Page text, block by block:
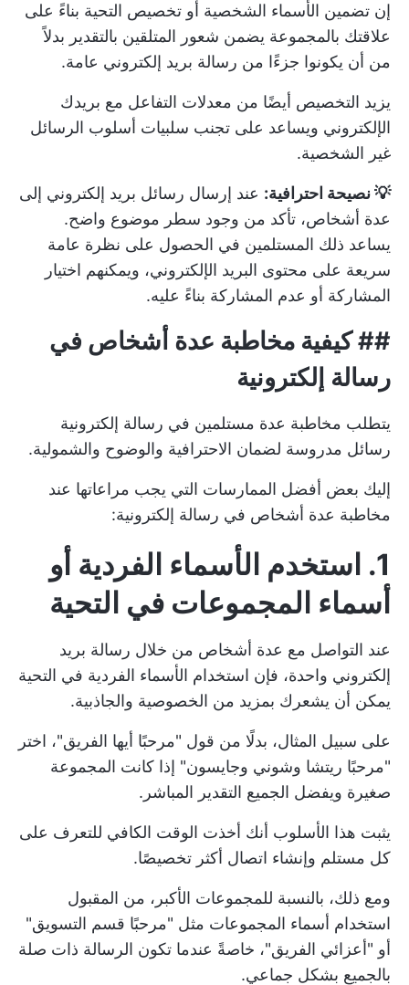
إن تضمين الأسماء الشخصية أو تخصيص التحية بناءً على
علاقتك بالمجموعة يضمن شعور المتلقين بالتقدير بدلاً
من أن يكونوا جزءًا من رسالة بريد إلكتروني عامة.
يزيد التخصيص أيضًا من معدلات التفاعل مع بريدك
الإلكتروني ويساعد على تجنب سلبيات أسلوب الرسائل
غير الشخصية.
💡 نصيحة احترافية: عند إرسال رسائل بريد إلكتروني إلى
عدة أشخاص، تأكد من وجود سطر موضوع واضح.
يساعد ذلك المستلمين في الحصول على نظرة عامة
سريعة على محتوى البريد الإلكتروني، ويمكنهم اختيار
المشاركة أو عدم المشاركة بناءً عليه.
##كيفية مخاطبة عدة أشخاص في
رسالة إلكترونية
يتطلب مخاطبة عدة مستلمين في رسالة إلكترونية
رسائل مدروسة لضمان الاحترافية والوضوح والشمولية.
إليك بعض أفضل الممارسات التي يجب مراعاتها عند
مخاطبة عدة أشخاص في رسالة إلكترونية:
1. استخدم الأسماء الفردية أو
أسماء المجموعات في التحية
عند التواصل مع عدة أشخاص من خلال رسالة بريد
إلكتروني واحدة، فإن استخدام الأسماء الفردية في التحية
يمكن أن يشعرك بمزيد من الخصوصية والجاذبية.
على سبيل المثال، بدلًا من قول "مرحبًا أيها الفريق"، اختر
"مرحبًا ريتشا وشوني وجايسون" إذا كانت المجموعة
صغيرة ويفضل الجميع التقدير المباشر.
يثبت هذا الأسلوب أنك أخذت الوقت الكافي للتعرف على
كل مستلم وإنشاء اتصال أكثر تخصيصًا.
ومع ذلك، بالنسبة للمجموعات الأكبر، من المقبول
استخدام أسماء المجموعات مثل "مرحبًا قسم التسويق"
أو "أعزائي الفريق"، خاصةً عندما تكون الرسالة ذات صلة
بالجميع بشكل جماعي.